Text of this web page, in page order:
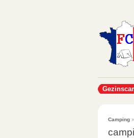
Camping »